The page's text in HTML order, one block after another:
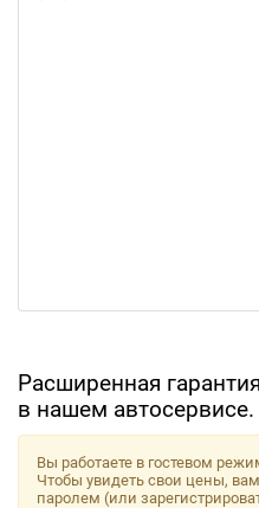
Расширенная
в нашем автосервисе.
Вы работаете в гостевом
Чтобы увидеть свои цены,
паролем (или